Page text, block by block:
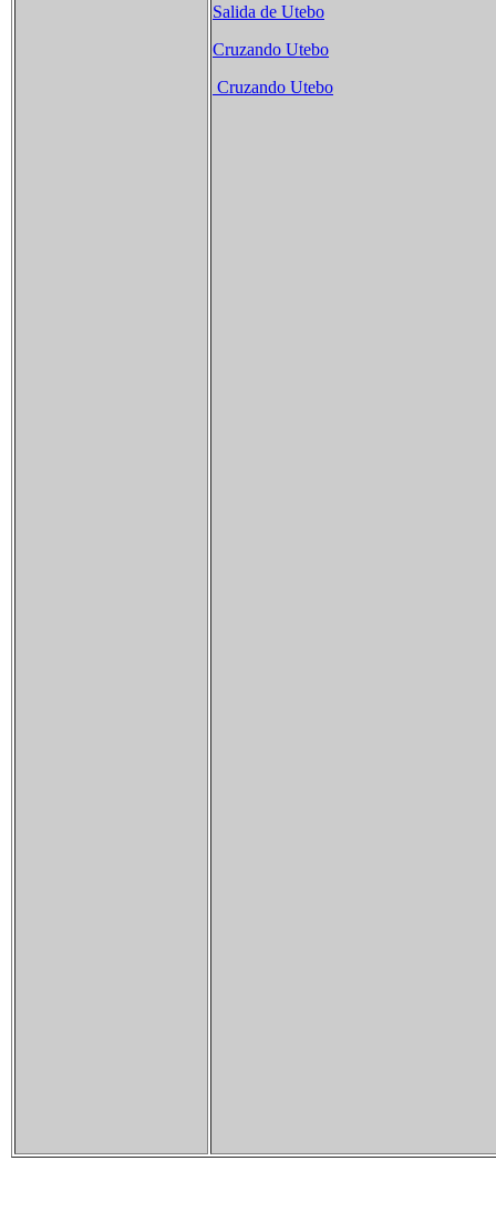
Salida de Utebo
Cruzando Utebo
Cruzando Utebo